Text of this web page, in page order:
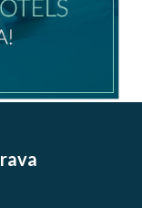
recopilar
de la instal·lació